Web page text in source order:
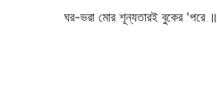
ঘর-ভরা মোর শূন্যতারই বুকের 'পরে ॥